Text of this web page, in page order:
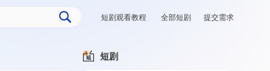
短剧观看教程 全部短剧 提交需求
短剧